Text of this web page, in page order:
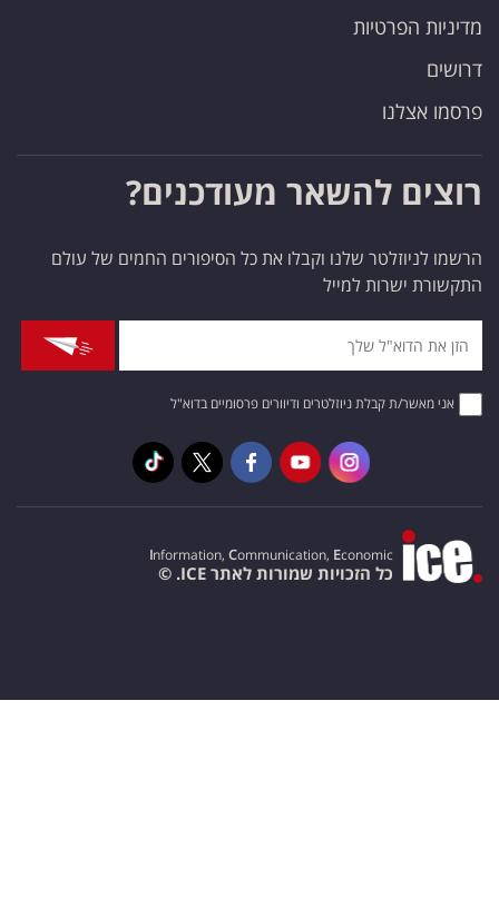
מדיניות הפרטיות
דרושים
פרסמו אצלנו
רוצים להשאר מעודכנים?
הרשמו לניוזלטר שלנו וקבלו את כל הסיפורים החמים של עולם
התקשורת ישרות למייל
אני מאשר/ת קבלת ניוזלטרים ודיוורים פרסומיים בדוא"ל
Information, Communication, Economic
כל הזכויות שמורות לאתר ICE. ©